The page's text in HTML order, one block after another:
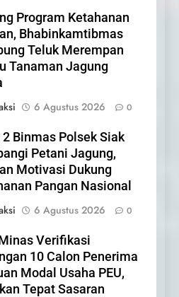
Program Ketahanan
Bhabinkamtibmas
Teluk Merempan
Tanaman Jagung
6 Agustus 2026 0
2 Binmas Polsek Siak
Petani Jagung,
Motivasi Dukung
Pangan Nasional
6 Agustus 2026 0
Verifikasi
10 Calon Penerima
Modal Usaha PEU,
Tepat Sasaran
SILITONGA CALEG
PROVINSI DKI JAKARTA
HARPAL
SH CALON ANGGOTA
PROVINSI DKI JAKARTA
Beserta Anggota
Kabupaten Siak